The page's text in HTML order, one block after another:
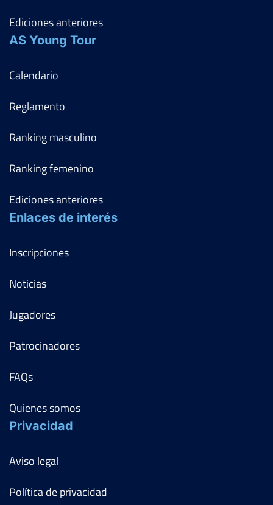
Ediciones anteriores
AS Young Tour
Calendario
Reglamento
Ranking masculino
Ranking femenino
Ediciones anteriores
Enlaces de interés
Inscripciones
Noticias
Jugadores
Patrocinadores
FAQs
Quienes somos
Privacidad
Aviso legal
Política de privacidad